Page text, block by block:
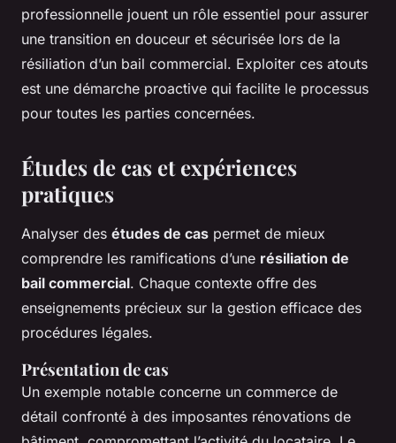
professionnelle jouent un rôle essentiel pour assurer
une transition en douceur et sécurisée lors de la
résiliation d’un bail commercial. Exploiter ces atouts
est une démarche proactive qui facilite le processus
pour toutes les parties concernées.
Études de cas et expériences
pratiques
Analyser des études de cas permet de mieux
comprendre les ramifications d’une résiliation de
bail commercial. Chaque contexte offre des
enseignements précieux sur la gestion efficace des
procédures légales.
Présentation de cas
Un exemple notable concerne un commerce de
détail confronté à des imposantes rénovations de